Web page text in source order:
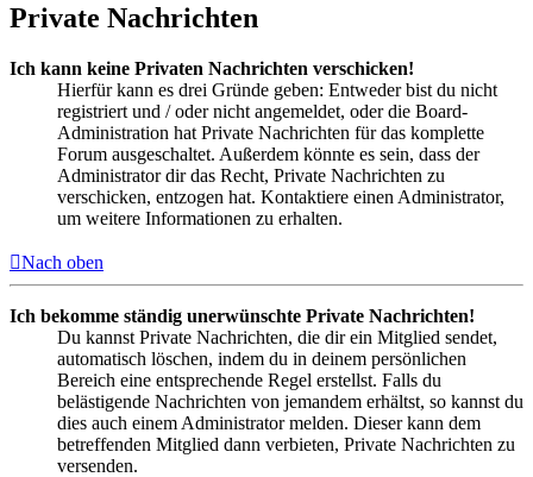
Private Nachrichten
Ich kann keine Privaten Nachrichten verschicken!
Hierfür kann es drei Gründe geben: Entweder bist du nicht
registriert und / oder nicht angemeldet, oder die Board-
Administration hat Private Nachrichten für das komplette
Forum ausgeschaltet. Außerdem könnte es sein, dass der
Administrator dir das Recht, Private Nachrichten zu
verschicken, entzogen hat. Kontaktiere einen Administrator,
um weitere Informationen zu erhalten.
Nach oben
Ich bekomme ständig unerwünschte Private Nachrichten!
Du kannst Private Nachrichten, die dir ein Mitglied sendet,
automatisch löschen, indem du in deinem persönlichen
Bereich eine entsprechende Regel erstellst. Falls du
belästigende Nachrichten von jemandem erhältst, so kannst du
dies auch einem Administrator melden. Dieser kann dem
betreffenden Mitglied dann verbieten, Private Nachrichten zu
versenden.